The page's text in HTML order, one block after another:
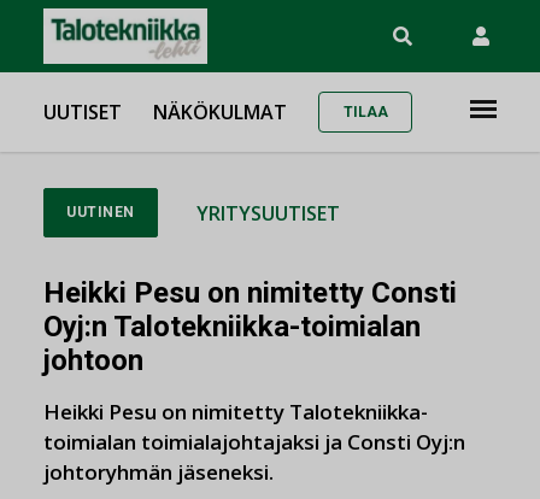
UUTISET NÄKÖKULMAT TILAA
UUTINEN YRITYSUUTISET
Heikki Pesu on nimitetty Consti
Oyj:n Talotekniikka-toimialan
johtoon
Heikki Pesu on nimitetty Talotekniikka-
toimialan toimialajohtajaksi ja Consti Oyj:n
johtoryhmän jäseneksi.